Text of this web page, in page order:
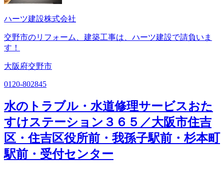
ハーツ建設株式会社
交野市のリフォーム、建築工事は、ハーツ建設で請負いま
す！
大阪府交野市
0120-802845
水のトラブル・水道修理サービスおた
すけステーション３６５／大阪市住吉
区・住吉区役所前・我孫子駅前・杉本町
駅前・受付センター